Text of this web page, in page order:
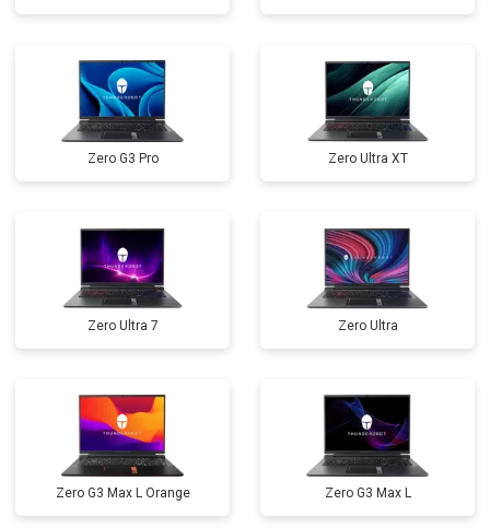
Замена северного моста от 3500 ₽
Zero G3 Pro Zero Ultra XT
Zero Ultra 7 Zero Ultra
Zero G3 Max L Orange Zero G3 Max L